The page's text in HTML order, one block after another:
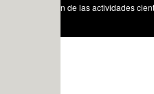
de las actividades científicas,